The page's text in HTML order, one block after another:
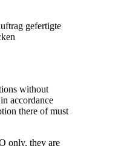
gefertigte
without
accordance
there of must
only, they are